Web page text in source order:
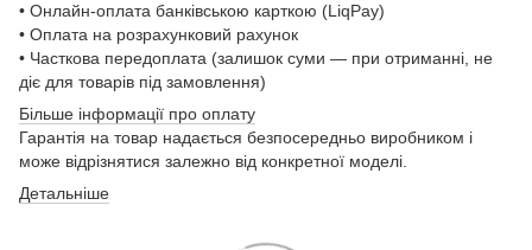
• Онлайн-оплата банківською карткою (LiqPay)
• Оплата на розрахунковий рахунок
• Часткова передоплата (залишок суми — при отриманні, не
діє для товарів під замовлення)
Більше інформації про оплату
Гарантія на товар надається безпосередньо виробником і
може відрізнятися залежно від конкретної моделі.
Детальніше